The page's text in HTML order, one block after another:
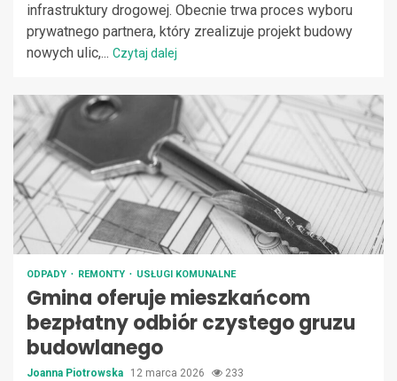
infrastruktury drogowej. Obecnie trwa proces wyboru
prywatnego partnera, który zrealizuje projekt budowy
nowych ulic,... Czytaj dalej
ODPADY REMONTY USŁUGI KOMUNALNE
Gmina oferuje mieszkańcom
bezpłatny odbiór czystego gruzu
budowlanego
Joanna Piotrowska 12 marca 2026 233